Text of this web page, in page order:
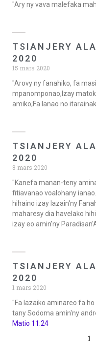
"Ary ny vava malefaka
TSIANJERY
2020
15 mars 2020
"Arovy ny fanahiko, fa
mpanomponao,Izay
amiko;Fa Ianao no
TSIANJERY
2020
8 mars 2020
"Kanefa manan-teny
fitiavanao voalohany
hihaino izay lazain'ny
maharesy dia havelako
izay eo amin'ny
TSIANJERY
2020
1 mars 2020
"Fa lazaiko aminareo fa
tany Sodoma amin'ny
Matio 11:24
1